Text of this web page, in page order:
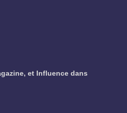
et Influence dans